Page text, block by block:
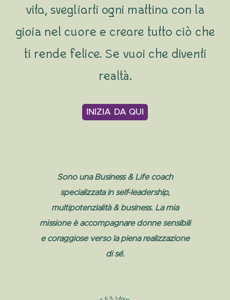
vita, svegliarti ogni mattina con la
gioia nel cuore e creare tutto ciò che
ti rende felice. Se vuoi che diventi
realtà…
INIZIA DA QUI
Sono una Business & Life coach
specializzata in self-leadership,
multipotenzialità & business. La mia
missione è accompagnare donne sensibili
e coraggiose verso la piena realizzazione
di sé.